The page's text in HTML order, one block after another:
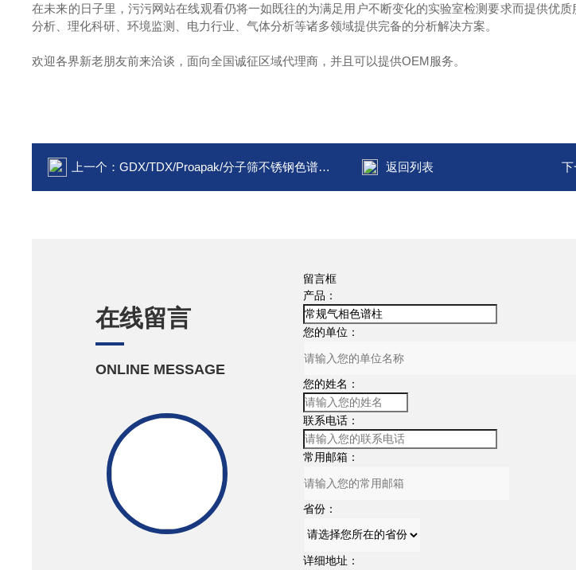
在未来的日子里，污污网站在线观看仍将一如既往的为满足用户不断变化的实验室检测要求而提供优质服务
分析、理化科研、环境监测、电力行业、气体分析等诸多领域提供完备的分析解决方案。
欢迎各界新老朋友前来洽谈，面向全国诚征区域代理商，并且可以提供OEM服务。
上一个：GDX/TDX/Proapak/分子筛不锈钢色谱填充柱 返回列表 下
在线留言
ONLINE MESSAGE
留言框
产品：
您的单位：
您的姓名：
联系电话：
常用邮箱：
省份：
详细地址：